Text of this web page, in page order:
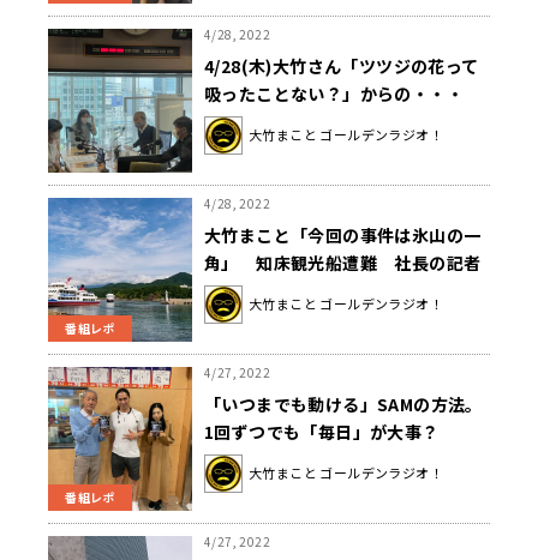
4/28, 2022
4/28(木)大竹さん「ツツジの花って
吸ったことない？」からの・・・
大竹まこと ゴールデンラジオ！
番組レポ
4/28, 2022
大竹まこと「今回の事件は氷山の一
角」 知床観光船遭難 社長の記者
会見を受けて…
大竹まこと ゴールデンラジオ！
番組レポ
4/27, 2022
「いつまでも動ける」SAMの方法。
1回ずつでも「毎日」が大事？
大竹まこと ゴールデンラジオ！
4/27, 2022